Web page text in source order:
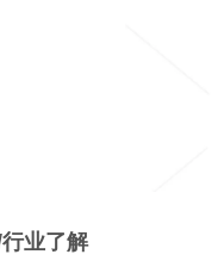
业了解